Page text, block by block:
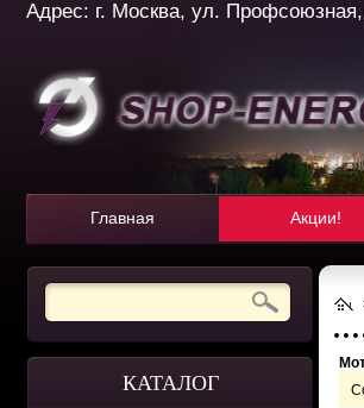
Адрес: г. Москва, ул.
Главная Акции!
КАТАЛОГ